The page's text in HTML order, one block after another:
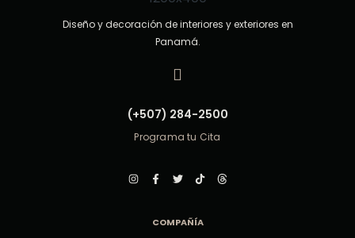
Diseño y decoración de interiores y exteriores en
Panamá.
(+507) 284-2500
Programa tu Cita
COMPAÑÍA